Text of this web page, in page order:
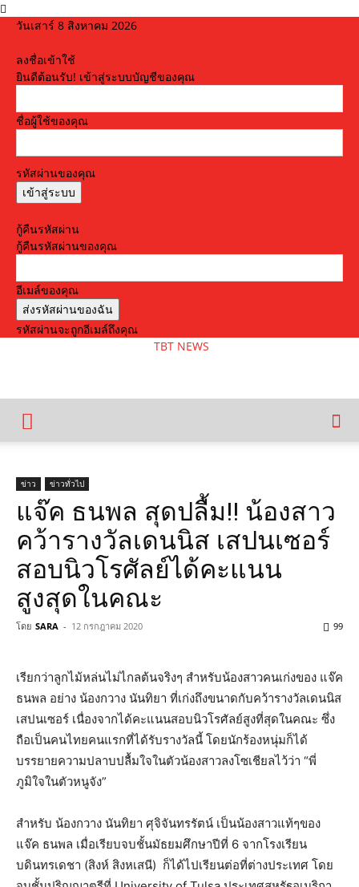
วันเสาร์ 8 สิงหาคม 2026
ลงชื่อเข้าใช้
ยินดีต้อนรับ! เข้าสู่ระบบบัญชีของคุณ
ชื่อผู้ใช้ของคุณ
รหัสผ่านของคุณ
กู้คืนรหัสผ่าน
กู้คืนรหัสผ่านของคุณ
อีเมล์ของคุณ
รหัสผ่านจะถูกอีเมล์ถึงคุณ
TBT NEWS
ข่าว ข่าวทั่วไป
แจ๊ค ธนพล สุดปลื้ม!! น้องสาว
คว้ารางวัลเดนนิส เสปนเซอร์
สอบนิวโรศัลย์ได้คะแนน
สูงสุดในคณะ
โดย SARA - 12 กรกฎาคม 2020 99
เรียกว่าลูกไม้หล่นไม่ไกลต้นจริงๆ สำหรับน้องสาวคนเก่งของ แจ๊ค
ธนพล อย่าง น้องกวาง นันทิยา ที่เก่งถึงขนาดกับคว้ารางวัลเดนนิส
เสปนเซอร์ เนื่องจากได้คะแนนสอบนิวโรศัลย์สูงที่สุดในคณะ ซึ่ง
ถือเป็นคนไทยคนแรกที่ได้รับรางวัลนี้ โดยนักร้องหนุ่มก็ได้
บรรยายความปลาบปลื้มใจในตัวน้องสาวลงโซเชียลไว้ว่า “พี่
ภูมิใจในตัวหนูจัง”
สำหรับ น้องกวาง นันทิยา ศุจิจันทรรัตน์ เป็นน้องสาวแท้ๆของ
แจ๊ค ธนพล เมื่อเรียบจบชั้นมัธยมศึกษาปีที่ 6 จากโรงเรียน
บดินทรเดชา (สิงห์ สิงหเสนี) ก็ได้ไปเรียนต่อที่ต่างประเทศ โดย